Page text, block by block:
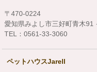
〒470-0224
愛知県みよし市三好町青木91
TEL：0561-33-3060
ペットハウスJarell